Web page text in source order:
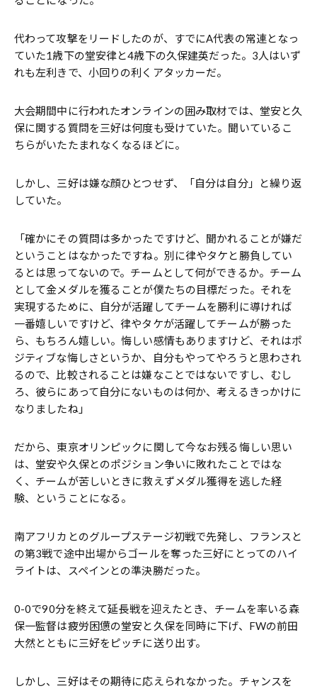
代わって攻撃をリードしたのが、すでにA代表の常連となっ
ていた1歳下の堂安律と4歳下の久保建英だった。3人はいず
れも左利きで、小回りの利くアタッカーだ。
大会期間中に行われたオンラインの囲み取材では、堂安と久
保に関する質問を三好は何度も受けていた。聞いているこ
ちらがいたたまれなくなるほどに。
しかし、三好は嫌な顔ひとつせず、「自分は自分」と繰り返
していた。
「確かにその質問は多かったですけど、聞かれることが嫌だ
ということはなかったですね。別に律やタケと勝負してい
るとは思ってないので。チームとして何ができるか。チーム
として金メダルを獲ることが僕たちの目標だった。それを
実現するために、自分が活躍してチームを勝利に導ければ
一番嬉しいですけど、律やタケが活躍してチームが勝った
ら、もちろん嬉しい。悔しい感情もありますけど、それはポ
ジティブな悔しさというか、自分もやってやろうと思わされ
るので、比較されることは嫌なことではないですし、むし
ろ、彼らにあって自分にないものは何か、考えるきっかけに
なりましたね」
だから、東京オリンピックに関して今なお残る悔しい思い
は、堂安や久保とのポジション争いに敗れたことではな
く、チームが苦しいときに救えずメダル獲得を逃した経
験、ということになる。
南アフリカとのグループステージ初戦で先発し、フランスと
の第3戦で途中出場からゴールを奪った三好にとってのハイ
ライトは、スペインとの準決勝だった。
0-0で90分を終えて延長戦を迎えたとき、チームを率いる森
保一監督は疲労困憊の堂安と久保を同時に下げ、FWの前田
大然とともに三好をピッチに送り出す。
しかし、三好はその期待に応えられなかった。チャンスを